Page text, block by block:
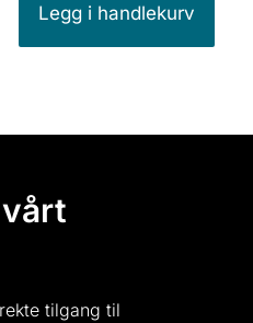
Legg i handlekurv
tilgang til